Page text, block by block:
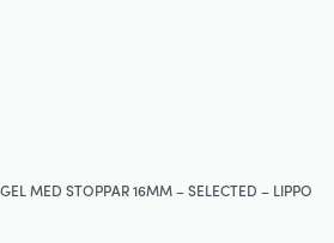
MED STOPPAR 16MM – SELECTED – LIPPO